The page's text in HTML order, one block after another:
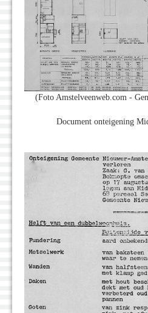
(Foto Amstelveenweb.com -
Document onteigening